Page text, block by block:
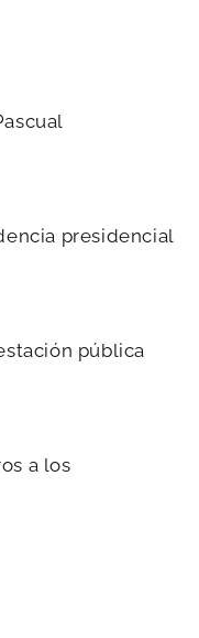
presidencial
pública
a los